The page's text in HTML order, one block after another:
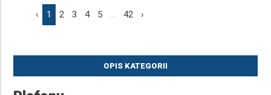
‹ 1 2 3 4 5 ... 42 ›
OPIS KATEGORII